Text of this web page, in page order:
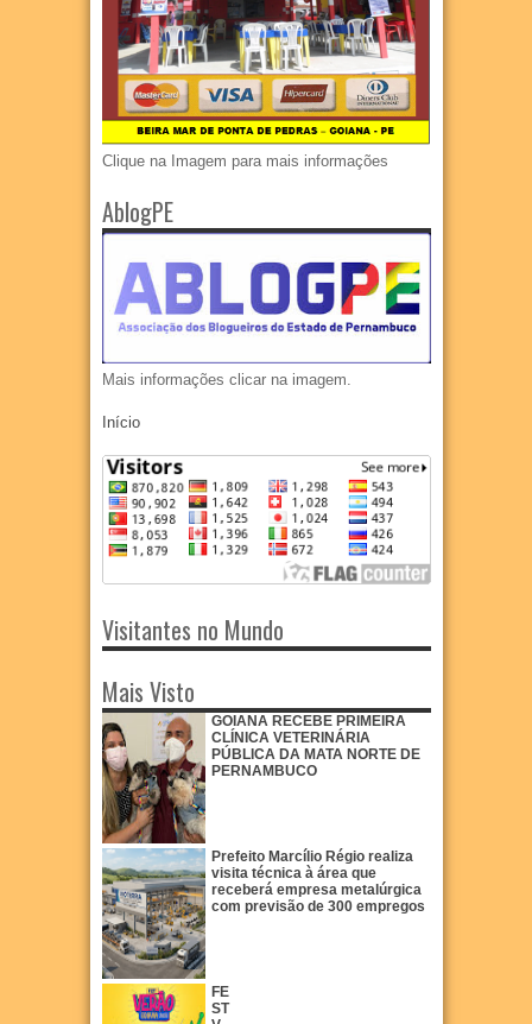
Clique na Imagem para mais informações
AblogPE
Mais informações clicar na imagem.
Início
Visitantes no Mundo
Mais Visto
GOIANA RECEBE PRIMEIRA
CLÍNICA VETERINÁRIA
PÚBLICA DA MATA NORTE DE
PERNAMBUCO
Prefeito Marcílio Régio realiza
visita técnica à área que
receberá empresa metalúrgica
com previsão de 300 empregos
FE
ST